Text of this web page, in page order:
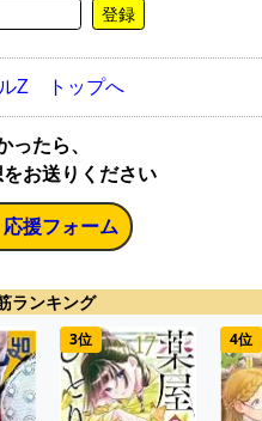
登録
Z トップへ
ったら、
お送りください
援フォーム
ランキング
3位 4位